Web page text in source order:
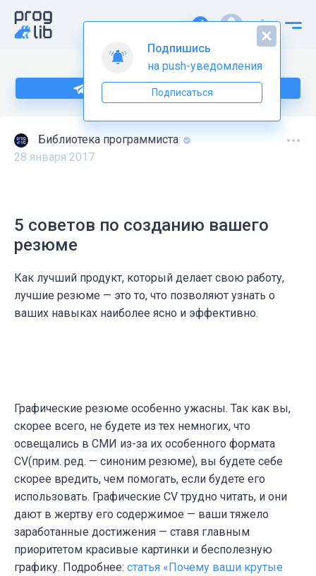
Подпишитесь на нас в Telegram
Библиотека программиста
28 января 2017
5 советов по созданию вашего
резюме
Как лучший продукт, который делает свою работу,
лучшие резюме — это то, что позволяют узнать о
ваших навыках наиболее ясно и эффективно.
Графические резюме особенно ужасны. Так как вы,
скорее всего, не будете из тех немногих, что
освещались в СМИ из-за их особенного формата
CV(прим. ред. — синоним резюме), вы будете себе
скорее вредить, чем помогать, если будете его
использовать. Графические CV трудно читать, и они
дают в жертву его содержимое — ваши тяжело
заработанные достижения — ставя главным
приоритетом красивые картинки и бесполезную
графику. Подробнее: статья «Почему ваши крутые
Подпишись
на push-уведомления
Подписаться